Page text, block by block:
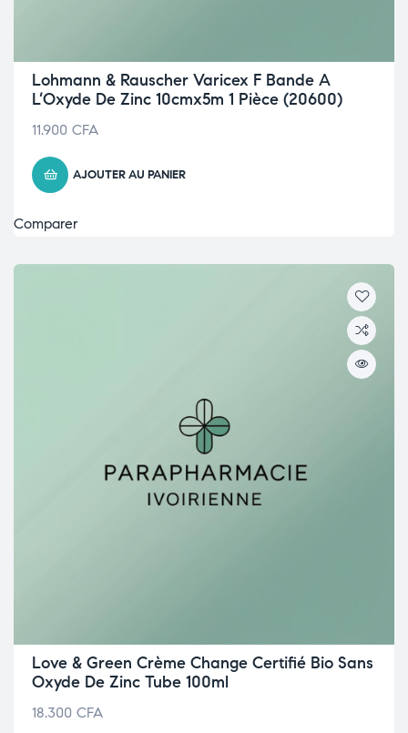
Lohmann & Rauscher Varicex F Bande A
L’Oxyde De Zinc 10cmx5m 1 Pièce (20600)
11.900 CFA
AJOUTER AU PANIER
Comparer
Love & Green Crème Change Certifié Bio Sans
Oxyde De Zinc Tube 100ml
18.300 CFA